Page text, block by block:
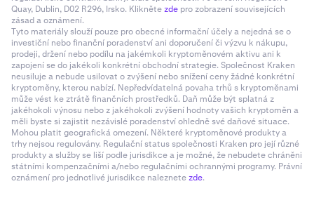
Quay, Dublin, D02 R296, Irsko. Kliknětezde pro zobrazení souvisejících
zásad a oznámení.
Tyto materiály slouží pouze pro obecné informační účely a nejedná se o
investiční nebo finanční poradenství ani doporučení či výzvu k nákupu,
prodeji, držení nebo podílu na jakémkoli kryptoměnovém aktivu ani k
zapojení se do jakékoli konkrétní obchodní strategie. Společnost Kraken
neusiluje a nebude usilovat o zvýšení nebo snížení ceny žádné konkrétní
kryptoměny, kterou nabízí. Nepředvídatelná povaha trhů s kryptoměnami
může vést ke ztrátě finančních prostředků. Daň může být splatná z
jakéhokoli výnosu nebo z jakéhokoli zvýšení hodnoty vašich kryptoměn a
měli byste si zajistit nezávislé poradenství ohledně své daňové situace.
Mohou platit geografická omezení. Některé kryptoměnové produkty a
trhy nejsou regulovány. Regulační status společnosti Kraken pro její různé
produkty a služby se liší podle jurisdikce a je možné, že nebudete chráněni
státními kompenzačními a/nebo regulačními ochrannými programy. Právní
oznámení pro jednotlivé jurisdikce naleznetezde.